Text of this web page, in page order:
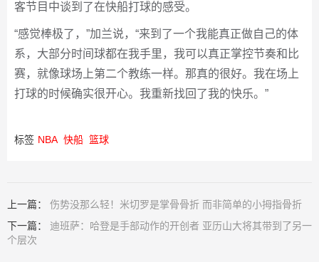
客节目中谈到了在快船打球的感受。
“感觉棒极了，”加兰说，“来到了一个我能真正做自己的体
系，大部分时间球都在我手里，我可以真正掌控节奏和比
赛，就像球场上第二个教练一样。那真的很好。我在场上
打球的时候确实很开心。我重新找回了我的快乐。”
标签 NBA 快船 篮球
上一篇： 伤势没那么轻！米切罗是掌骨骨折 而非简单的小拇指骨折
下一篇： 迪班萨：哈登是手部动作的开创者 亚历山大将其带到了另一
个层次